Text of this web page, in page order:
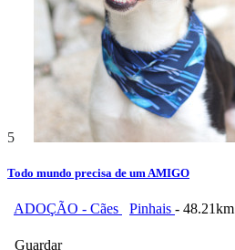
5
Todo mundo precisa de um AMIGO
ADOÇÃO - Cães Pinhais - 48.21km
Guardar